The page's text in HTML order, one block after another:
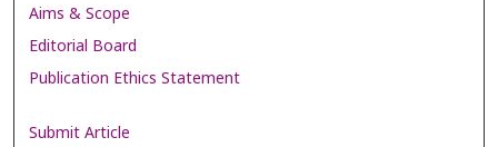
Aims & Scope
Editorial Board
Publication Ethics Statement
Submit Article